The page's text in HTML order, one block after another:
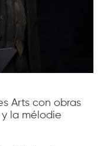
Arts con obras
la mélodie